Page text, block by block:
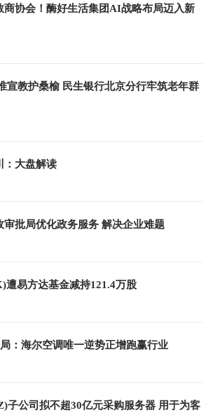
商协会！酶好生活集团AI战略布局迈入新
宣教护桑榆 民生银行北京分行牢筑老年群
：大盘解读
审批局优化政务服务 解决企业难题
遭易方达基金减持121.4万股
：海尔空调唯一逆势正增跑赢行业
子公司拟不超30亿元采购服务器 用于为客